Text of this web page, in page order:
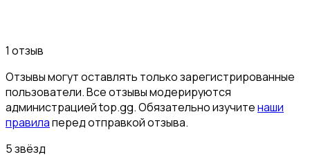
1 отзыв
Отзывы могут оставлять только зарегистрированные
пользователи. Все отзывы модерируются
администрацией top.gg. Обязательно изучитенаши
правилаперед отправкой отзыва.
5 звёзд